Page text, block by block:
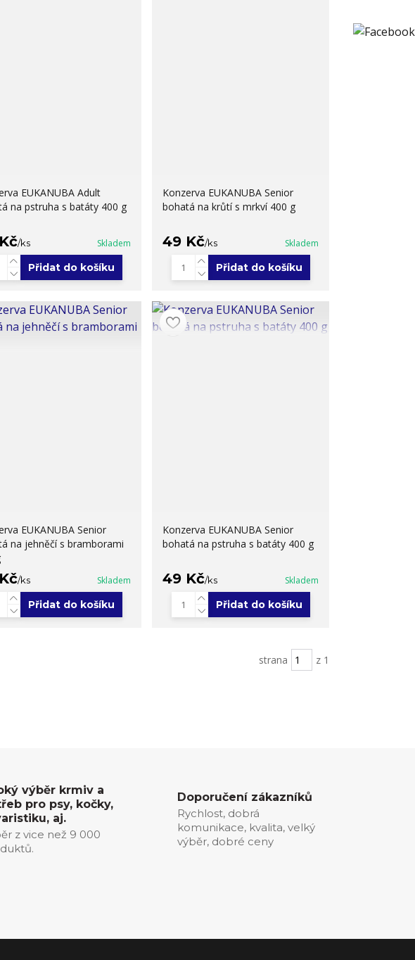
EUKANUBA Adult
na pstruha s batáty 400 g
/ks Skladem
Přidat do košíku
Konzerva EUKANUBA Senior
bohatá na krůtí s mrkví 400 g
49 Kč/ks Skladem
Přidat do košíku
EUKANUBA Senior
na jehněčí s bramborami
/ks Skladem
Přidat do košíku
Konzerva EUKANUBA Senior
bohatá na pstruha s batáty 400 g
49 Kč/ks Skladem
Přidat do košíku
strana z 1
výběr krmiv a
pro psy, kočky,
aj.
z vice než 9 000
Doporučení zákazníků
Rychlost, dobrá
komunikace, kvalita, velký
výběr, dobré ceny